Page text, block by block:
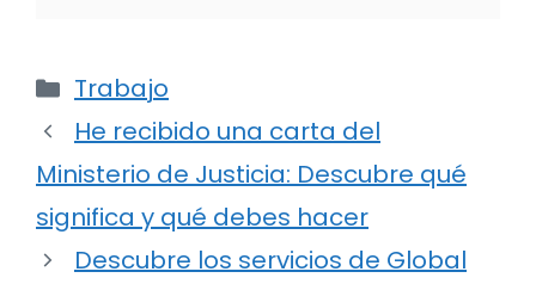
Categorías
Trabajo
He recibido una carta del
Ministerio de Justicia: Descubre qué
significa y qué debes hacer
Descubre los servicios de Global